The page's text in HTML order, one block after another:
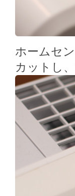
ホームセ
カットし